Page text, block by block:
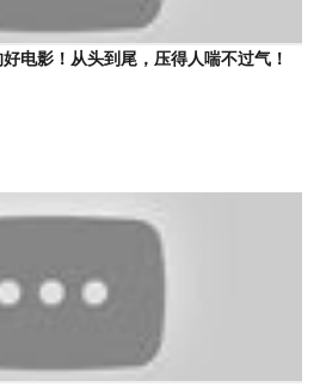
电影！从头到尾，压得人喘不过气！